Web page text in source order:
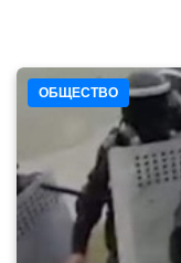
ОБЩЕСТВО